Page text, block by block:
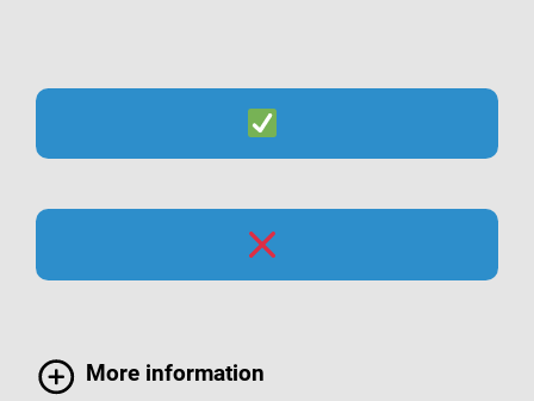
More information
HPV-Impfung bei Kindern